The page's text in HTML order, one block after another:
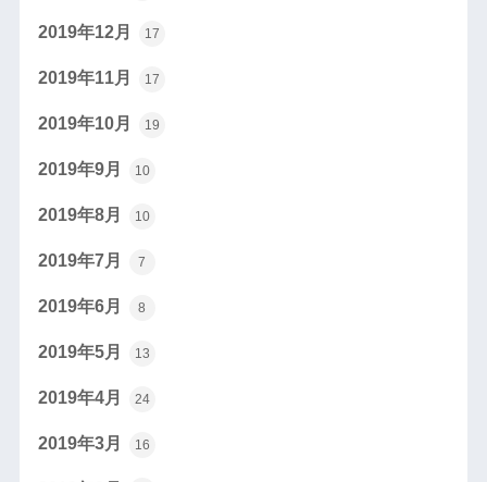
2019年12月 17
2019年11月 17
2019年10月 19
2019年9月 10
2019年8月 10
2019年7月 7
2019年6月 8
2019年5月 13
2019年4月 24
2019年3月 16